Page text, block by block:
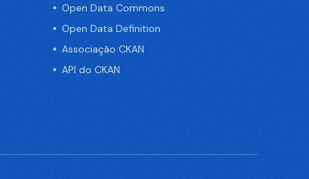
Open Data Commons
Open Data Definition
Associação CKAN
API do CKAN